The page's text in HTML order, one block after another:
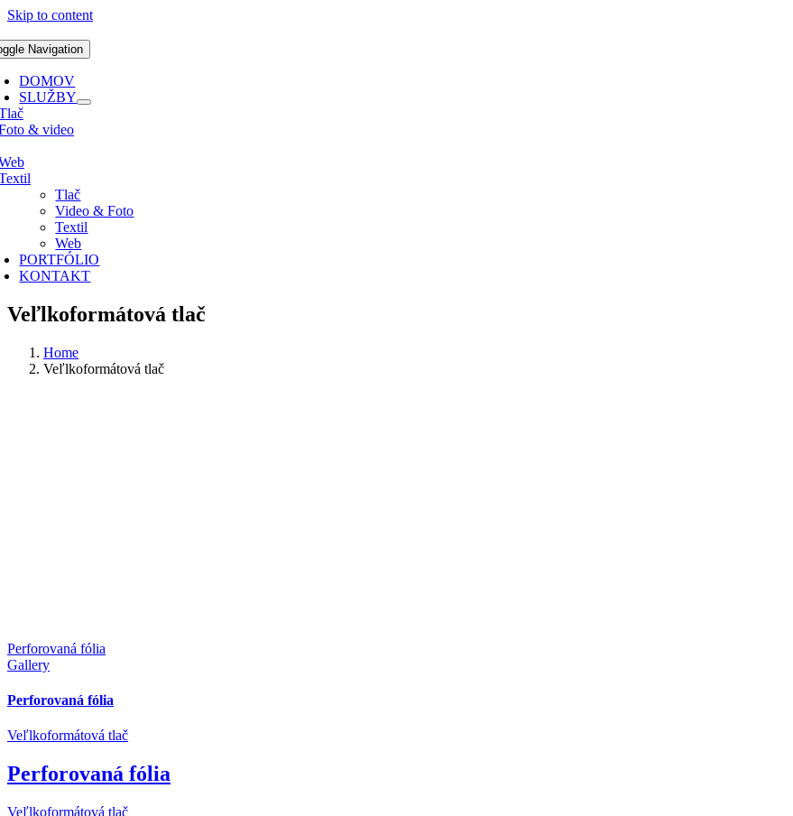
Skip to content
Navigation
DOMOV
SLUŽBY
& video
Tlač
Video & Foto
Textil
Web
PORTFÓLIO
KONTAKT
Veľlkoformátová tlač
Home
Veľlkoformátová tlač
Perforovaná fólia
Gallery
Perforovaná fólia
Veľlkoformátová tlač
Perforovaná fólia
Veľlkoformátová tlač